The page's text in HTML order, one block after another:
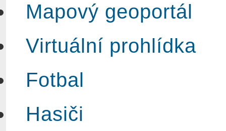
Mapový geoportál
Virtuální prohlídka
Fotbal
Hasiči